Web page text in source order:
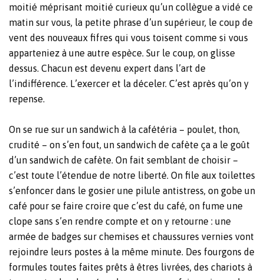
moitié méprisant moitié curieux qu’un collègue a vidé ce
matin sur vous, la petite phrase d’un supérieur, le coup de
vent des nouveaux fifres qui vous toisent comme si vous
apparteniez à une autre espèce. Sur le coup, on glisse
dessus. Chacun est devenu expert dans l’art de
l’indifférence. L’exercer et la déceler. C’est après qu’on y
repense.
On se rue sur un sandwich à la cafétéria – poulet, thon,
crudité – on s’en fout, un sandwich de cafète ça a le goût
d’un sandwich de cafète. On fait semblant de choisir –
c’est toute l’étendue de notre liberté. On file aux toilettes
s’enfoncer dans le gosier une pilule antistress, on gobe un
café pour se faire croire que c’est du café, on fume une
clope sans s’en rendre compte et on y retourne : une
armée de badges sur chemises et chaussures vernies vont
rejoindre leurs postes à la même minute. Des fourgons de
formules toutes faites prêts à êtres livrées, des chariots à